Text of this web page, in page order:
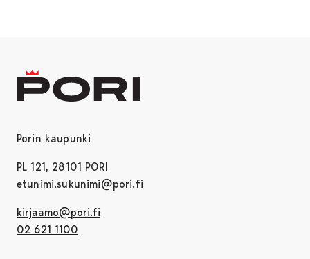
Porin kaupunki
PL 121, 28101 PORI
etunimi.sukunimi@pori.fi
kirjaamo@pori.fi
02 621 1100